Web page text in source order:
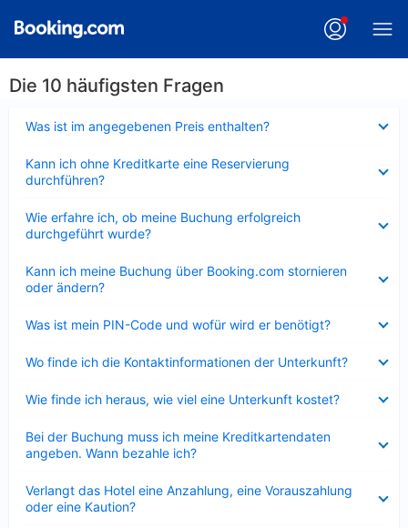
Die 10 häufigsten Fragen
Was ist im angegebenen Preis enthalten?
Kann ich ohne Kreditkarte eine Reservierung
durchführen?
Wie erfahre ich, ob meine Buchung erfolgreich
durchgeführt wurde?
Kann ich meine Buchung über Booking.com stornieren
oder ändern?
Was ist mein PIN-Code und wofür wird er benötigt?
Wo finde ich die Kontaktinformationen der Unterkunft?
Wie finde ich heraus, wie viel eine Unterkunft kostet?
Bei der Buchung muss ich meine Kreditkartendaten
angeben. Wann bezahle ich?
Verlangt das Hotel eine Anzahlung, eine Vorauszahlung
oder eine Kaution?